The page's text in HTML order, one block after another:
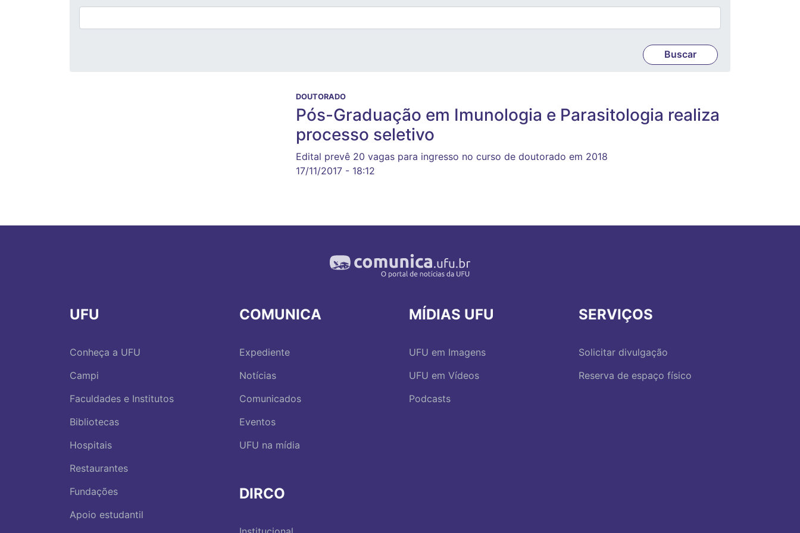
DOUTORADO
Pós-Graduação em Imunologia e Parasitologia realiza
processo seletivo
Edital prevê 20 vagas para ingresso no curso de doutorado em 2018
17/11/2017 - 18:12
UFU
Conheça a UFU
Campi
Faculdades e Institutos
Bibliotecas
Hospitais
Restaurantes
Fundações
Apoio estudantil
COMUNICA
Expediente
Notícias
Comunicados
Eventos
UFU na mídia
DIRCO
MÍDIAS UFU
UFU em Imagens
UFU em Vídeos
Podcasts
SERVIÇOS
Solicitar divulgação
Reserva de espaço físico